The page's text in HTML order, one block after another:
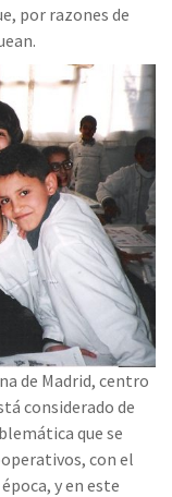
por razones de
de Madrid, centro
considerado de
que se
con el
y en este